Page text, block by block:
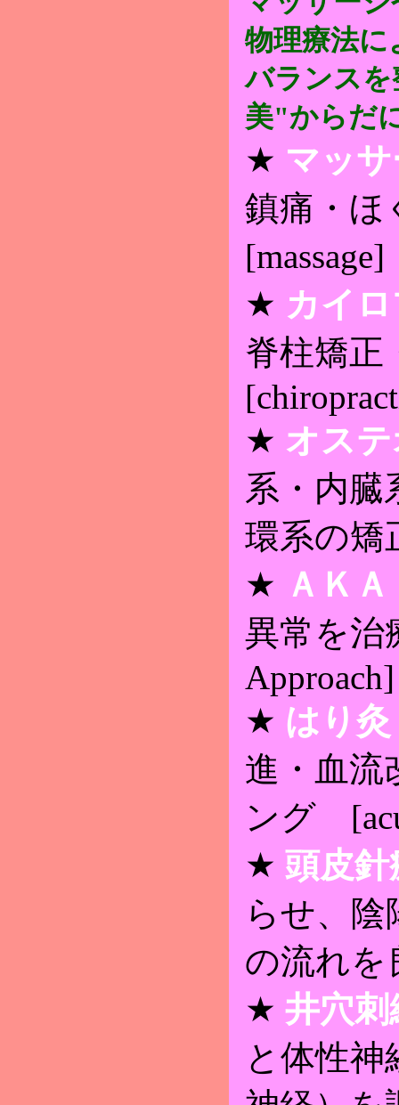
物理療法に
バランス
美"からだ
★ マッ
鎮痛・
★ カイ
脊柱矯
★ オス
系・内臓
環系の矯
★ ＡＫＡ
異常を
Approach]
★ はり灸
進・血流
ング
★ 頭皮
らせ、
の流れを
★ 井穴刺
と体性神